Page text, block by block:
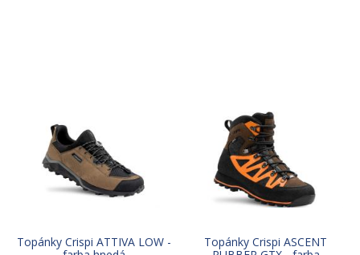
Topánky Crispi ATTIVA LOW -
Topánky Crispi ASCENT